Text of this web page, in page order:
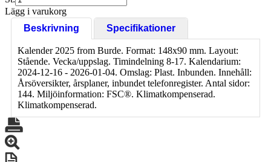
Lägg i varukorg
Beskrivning
Specifikationer
Kalender 2025 from Burde. Format: 148x90 mm. Layout:
Stående. Vecka/uppslag. Timindelning 8-17. Kalendarium:
2024-12-16 - 2026-01-04. Omslag: Plast. Inbunden. Innehåll:
Årsöversikter, årsplaner, inbundet telefonregister. Antal sidor:
144. Miljöinformation: FSC®. Klimatkompenserad.
Klimatkompenserad.